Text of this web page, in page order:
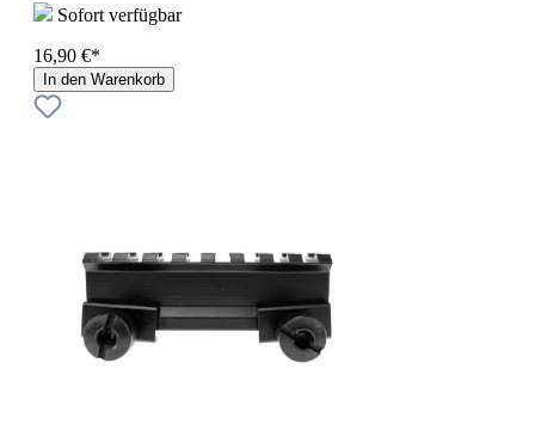
Sofort verfügbar
16,90 €*
In den Warenkorb